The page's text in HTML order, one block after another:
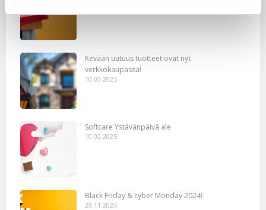
Kevään uutuus tuotteet ovat nyt
verkkokaupassa!
10.03.2025
Softcare Ystävänpäivä ale
10.02.2025
Black Friday & cyber Monday 2024!
29.11.2024